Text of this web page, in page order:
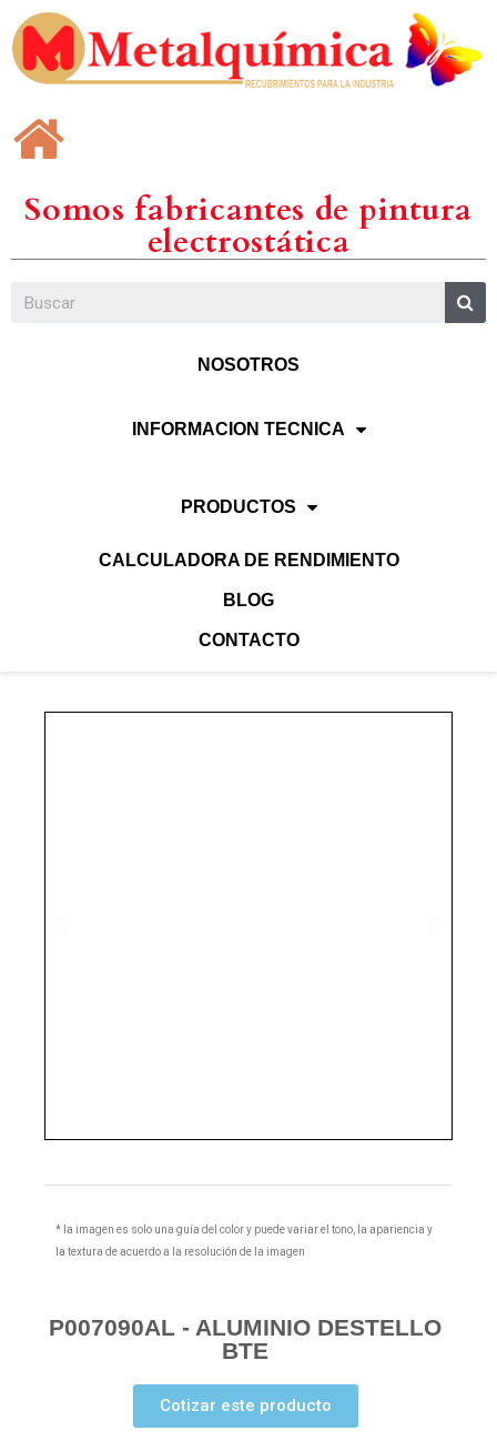
Somos fabricantes de pintura
electrostática
NOSOTROS
INFORMACION TECNICA
PRODUCTOS
CALCULADORA DE RENDIMIENTO
BLOG
CONTACTO
* la imagen es solo una guía del color y puede variar el tono, la apariencia y
la textura de acuerdo a la resolución de la imagen
P007090AL - ALUMINIO DESTELLO
BTE
Cotizar este producto